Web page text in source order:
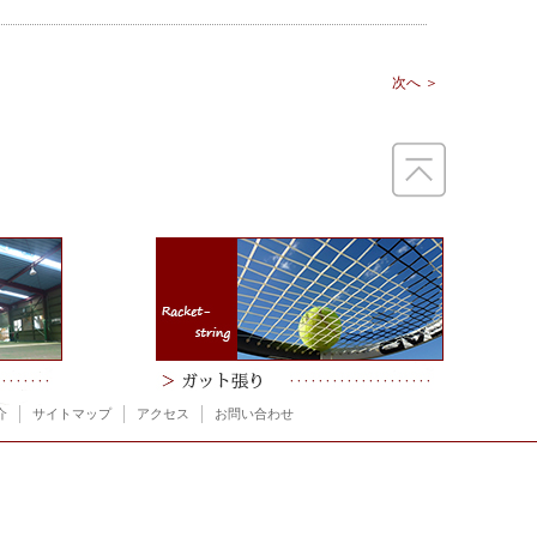
次へ ＞
サイトマップ アクセス お問い合わせ